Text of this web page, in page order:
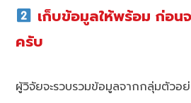
เก็บข้อมูลให้พร้อม ก่อน
ครับ
ผู้วิจัยจะรวบรวมข้อมูลจากกลุ่มตัวอย่